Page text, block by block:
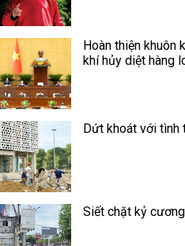
Hoàn thiện khuôn
khí hủy diệt hàng
Dứt khoát với tình
Siết chặt kỷ